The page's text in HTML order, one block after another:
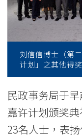
获
颁
「民
政
事
务
刘信信博士（第
计划」之其他得
民政事务局于
嘉许计划颁奖
23名人士，表